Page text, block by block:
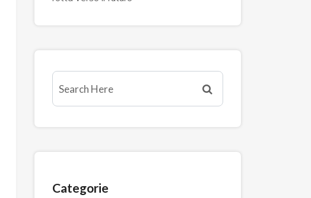
Categorie